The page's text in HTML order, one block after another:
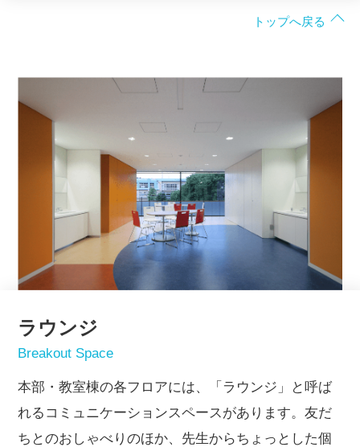
トップへ戻る
ラウンジ
Breakout Space
本部・教室棟の各フロアには、「ラウンジ」と呼ば
れるコミュニケーションスペースがあります。友だ
ちとのおしゃべりのほか、先生からちょっとした個